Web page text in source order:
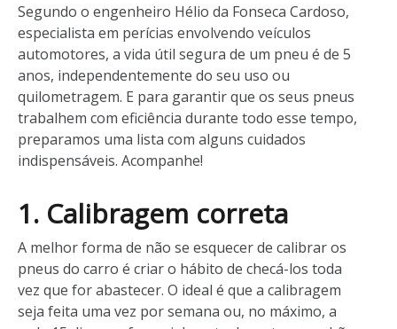
Segundo o engenheiro Hélio da Fonseca Cardoso,
especialista em perícias envolvendo veículos
automotores, a vida útil segura de um pneu é de 5
anos, independentemente do seu uso ou
quilometragem. E para garantir que os seus pneus
trabalhem com eficiência durante todo esse tempo,
preparamos uma lista com alguns cuidados
indispensáveis. Acompanhe!
1. Calibragem correta
A melhor forma de não se esquecer de calibrar os
pneus do carro é criar o hábito de checá-los toda
vez que for abastecer. O ideal é que a calibragem
seja feita uma vez por semana ou, no máximo, a